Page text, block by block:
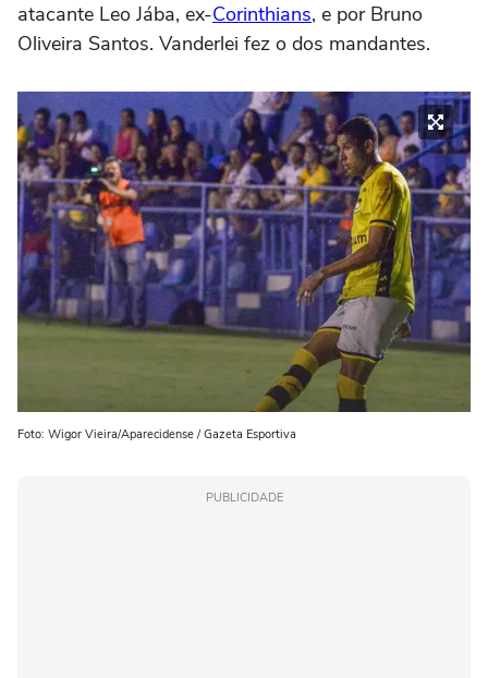
atacante Leo Jába, ex-Corinthians, e por Bruno
Oliveira Santos. Vanderlei fez o dos mandantes.
Foto: Wigor Vieira/Aparecidense / Gazeta Esportiva
PUBLICIDADE